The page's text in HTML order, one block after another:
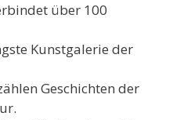
über 100
Kunstgalerie der
Geschichten der